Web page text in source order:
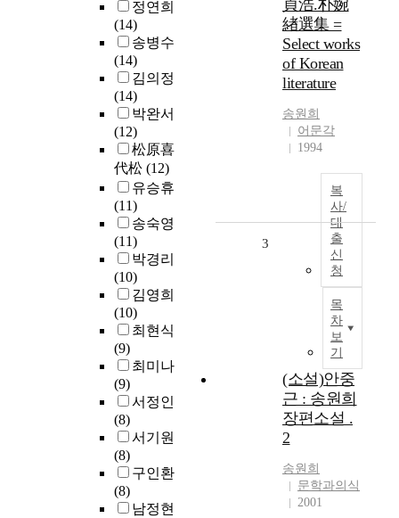
정연희
(14)
송병수
(14)
김의정
(14)
박완서
(12)
松原喜
代松 (12)
유승휴
(11)
송숙영
(11)
박경리
(10)
김영희
(10)
최현식
(9)
최미나
(9)
서정인
(8)
서기원
(8)
구인환
(8)
남정현
貞浩.朴婉
緖選集 =
Select works
of Korean
literature
송원희
어문각
1994
복
사/
대
출
신
청
목
차
보
기
3
(소설)안중
근 : 송원희
장편소설 .
2
송원희
문학과의식
2001